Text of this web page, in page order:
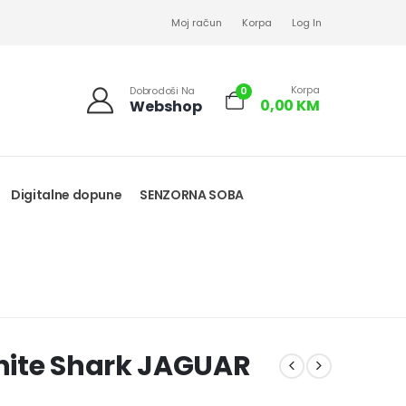
Moj račun Korpa Log In
Dobrodoši Na
Webshop
0 Korpa
0,00 KM
Digitalne dopune SENZORNA SOBA
Shark JAGUAR